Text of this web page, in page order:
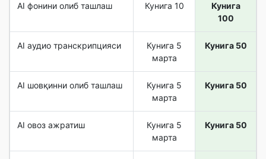
AI фонини олиб ташлаш Кунига 10
Кунига
100
AI аудио транскрипцияси
Кунига 5
марта
Кунига 50
AI шовқинни олиб ташлаш
Кунига 5
марта
Кунига 50
AI овоз ажратиш
Кунига 5
марта
Кунига 50